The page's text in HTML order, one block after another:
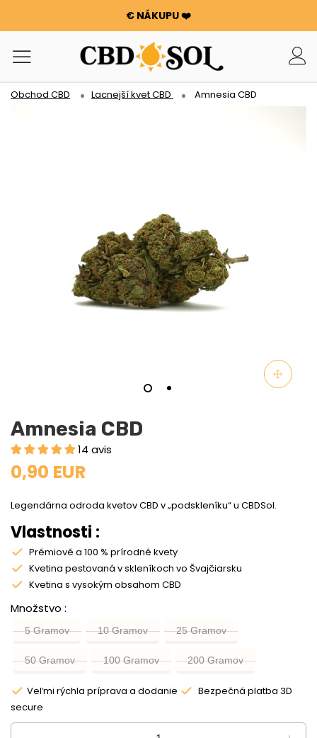
€ NÁKUPU ❤️
WATERMELON CBD už od 0,30 €/g 🍉!
OBJEDNÁVKY SÚ ZDVOJNÁSOBENÉ ✨
100 g KVETOV ALEBO SMOLY ZADARMO PRI KAŽDÝCH 100
€ NÁKUPU ❤️
WATERMELON CBD už od 0,30 €/g 🍉!
Obchod CBD Lacnejší kvet CBD Amnesia CBD
Amnesia CBD
14 avis
0,90 EUR
Legendárna odroda kvetov CBD v „podskleníku“ u CBDSol.
Vlastnosti :
Prémiové a 100 % prírodné kvety
Kvetina pestovaná v skleníkoch vo Švajčiarsku
Kvetina s vysokým obsahom CBD
Množstvo
5 Gramov 10 Gramov 25 Gramov
50 Gramov 100 Gramov 200 Gramov
Veľmi rýchla príprava a dodanie
Bezpečná platba 3D
secure